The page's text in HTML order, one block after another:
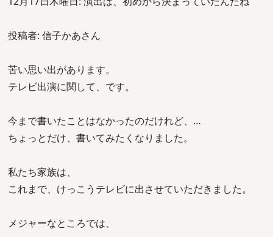
投稿者: 信子かあさん
苦い思い出があります。
テレビ出演に関して、です。
今まで書いたことはなかったのだけれど、…
ちょっとだけ、書いてみたくなりました。
私たち家族は、
これまで、けっこうテレビに出させていただきました。
メジャーなところでは、